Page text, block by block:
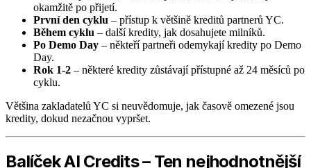
okamžitě po přijetí.
První den cyklu – přístup k většině kreditů partnerů YC.
Během cyklu – další kredity, jak dosahujete milníků.
Po Demo Day – někteří partneři odemykají kredity po Demo
Day.
Rok 1-2 – některé kredity zůstávají přístupné až 24 měsíců po
cyklu.
Většina zakladatelů YC si neuvědomuje, jak časově omezené jsou
kredity, dokud nezačnou vypršet.
Balíček AI Credits – Ten nejhodnotnější